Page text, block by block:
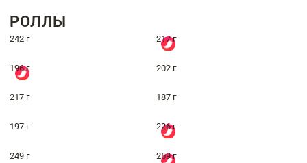
РОЛЛЫ
242 г 217 г
196 г 202 г
217 г 187 г
197 г 226 г
249 г 259 г